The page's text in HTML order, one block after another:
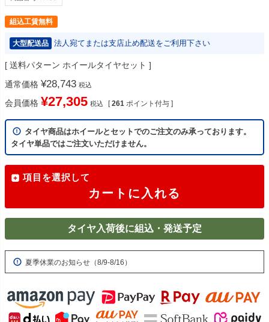
組込工賃無料
大型配送品 法人宛てまたは支店止め配送をご利用下さい
送料パターン ホイールタイヤセット
通常価格 ¥28,743 税込
会員価格 ¥27,305 税込 [ 261 ポイント付与 ]
タイヤ商品はホイールとセットでのご注文のみ承っております。
タイヤ単品ではご注文いただけません。
項目を選択して
カートに入れる
タイヤ入荷後に組込・発送予定
夏季休業のお知らせ（8/9-8/16）